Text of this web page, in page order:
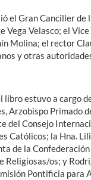
el Gran Canciller de
Vega Velasco; el
Molina; el rector
y otras
libro estuvo a cargo
Arzobispo Primado
del Consejo
Católicos; la Hna.
de la
Religiosas/os; y
Pontificia para